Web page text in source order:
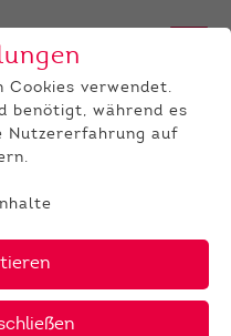
HOLSTEIN
gesext 36 €
Cookies verwendet.
benötigt, während es
Nutzererfahrung auf